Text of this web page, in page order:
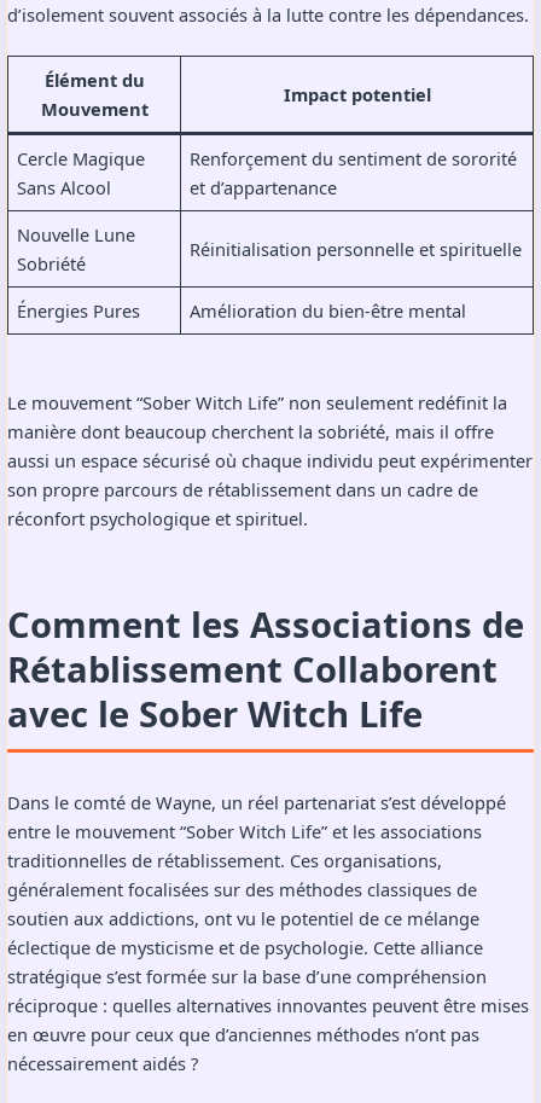
d’isolement souvent associés à la lutte contre les dépendances.
Élément du
Mouvement
Impact potentiel
Cercle Magique
Sans Alcool
Renforçement du sentiment de sororité
et d’appartenance
Nouvelle Lune
Sobriété
Réinitialisation personnelle et spirituelle
Énergies Pures Amélioration du bien-être mental
Le mouvement “Sober Witch Life” non seulement redéfinit la
manière dont beaucoup cherchent la sobriété, mais il offre
aussi un espace sécurisé où chaque individu peut expérimenter
son propre parcours de rétablissement dans un cadre de
réconfort psychologique et spirituel.
Comment les Associations de
Rétablissement Collaborent
avec le Sober Witch Life
Dans le comté de Wayne, un réel partenariat s’est développé
entre le mouvement “Sober Witch Life” et les associations
traditionnelles de rétablissement. Ces organisations,
généralement focalisées sur des méthodes classiques de
soutien aux addictions, ont vu le potentiel de ce mélange
éclectique de mysticisme et de psychologie. Cette alliance
stratégique s’est formée sur la base d’une compréhension
réciproque : quelles alternatives innovantes peuvent être mises
en œuvre pour ceux que d’anciennes méthodes n’ont pas
nécessairement aidés ?